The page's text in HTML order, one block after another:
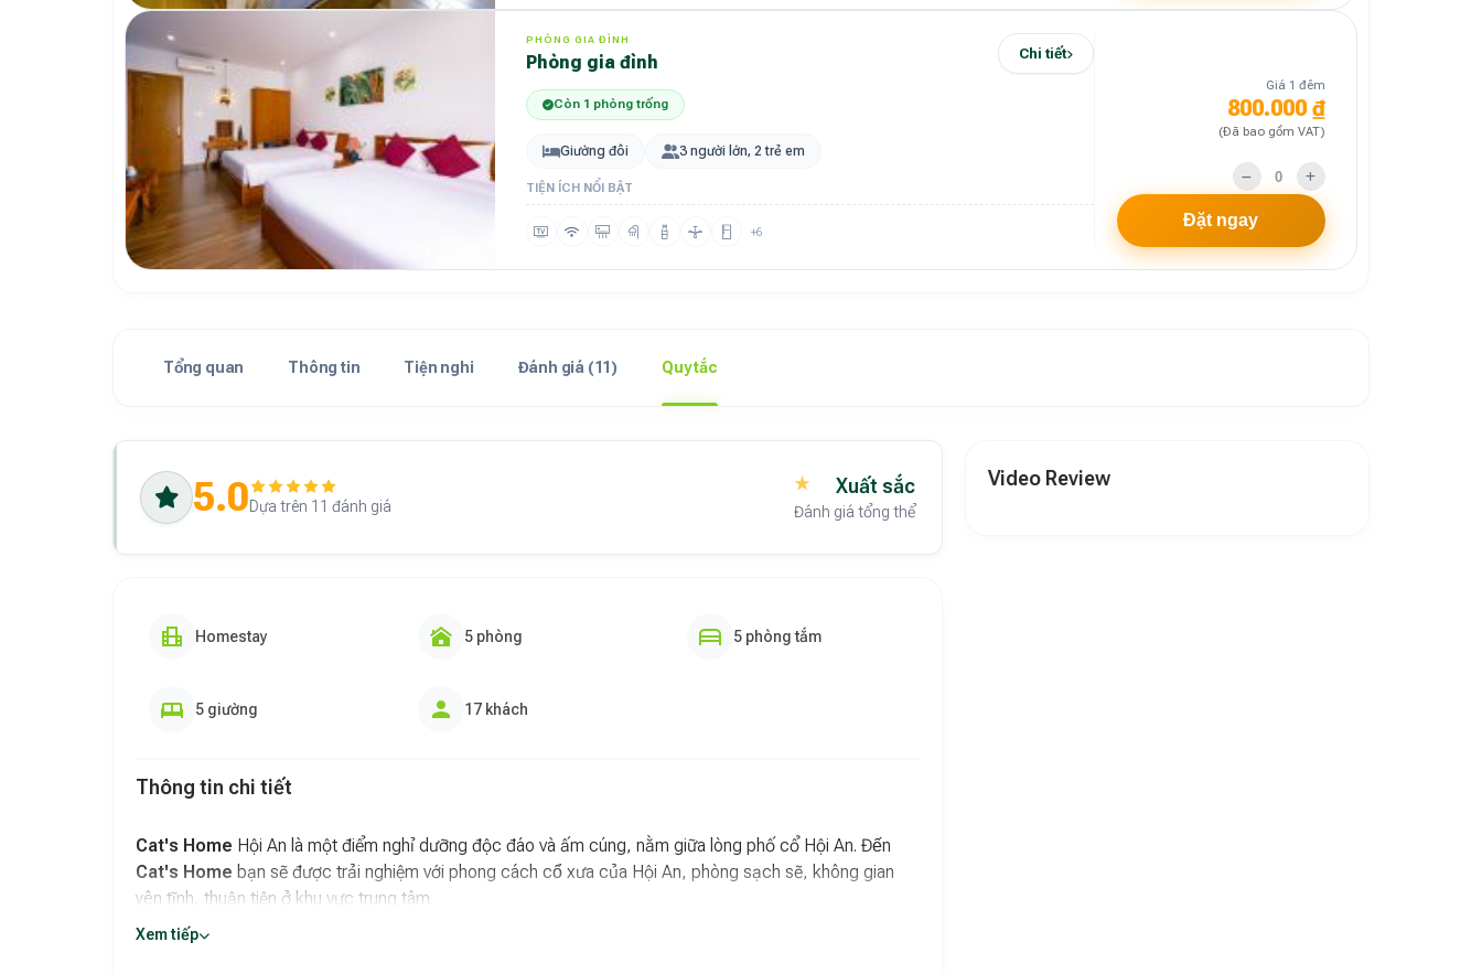
PHÒNG GIA ĐÌNH
Phòng gia đình Chi tiết
Còn 1 phòng trống
Giường đôi 3 người lớn, 2 trẻ em
TIỆN ÍCH NỔI BẬT
+6
Giá 1 đêm
800.000 ₫
(Đã bao gồm VAT)
Đặt ngay
Tổng quan Thông tin Tiện nghi Đánh giá (11) Quy tắc
5.0Dựa trên 11 đánh giá
Xuất sắc
Đánh giá tổng thể
Homestay 5 phòng 5 phòng tắm
5 giường 17 khách
Thông tin chi tiết
Cat's Home Hội An là một điểm nghỉ dưỡng độc đáo và ấm cúng, nằm giữa lòng phố cổ Hội An. Đến
Cat's Home bạn sẽ được trải nghiệm với phong cách cổ xưa của Hội An, phòng sạch sẽ, không gian
yên tĩnh, thuận tiện ở khu vực trung tâm.
Cat's Home
Xem tiếp
Video Review